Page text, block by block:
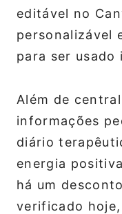
editável no
personalizável
para ser usado
Além de
informações
diário
energia
há um
verificado